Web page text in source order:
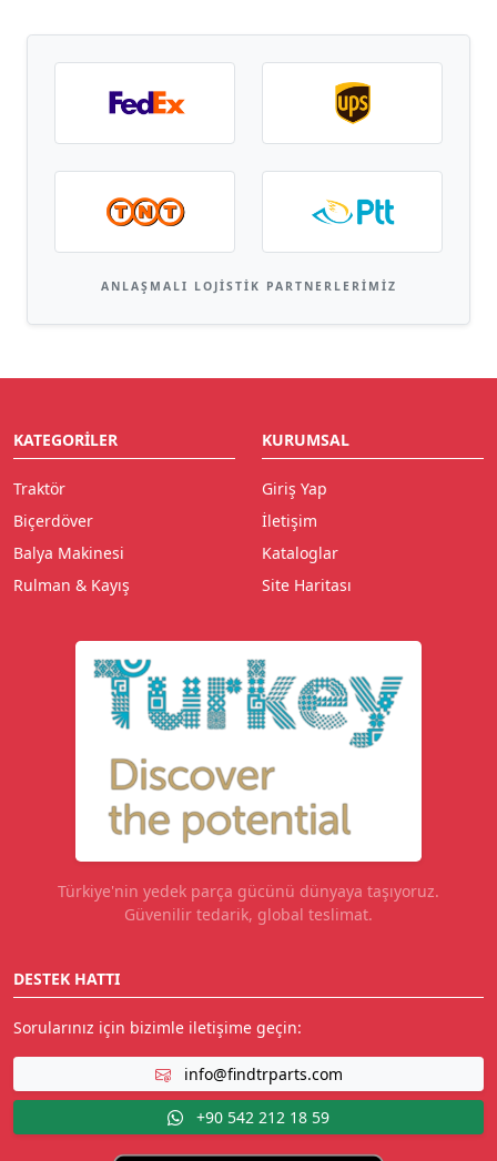
ANLAŞMALI LOJISTIK PARTNERLERIMIZ
KATEGORILER
Traktör
Biçerdöver
Balya Makinesi
Rulman & Kayış
KURUMSAL
Giriş Yap
İletişim
Kataloglar
Site Haritası
Türkiye'nin yedek parça gücünü dünyaya taşıyoruz.
Güvenilir tedarik, global teslimat.
DESTEK HATTI
Sorularınız için bizimle iletişime geçin:
info@findtrparts.com
+90 542 212 18 59